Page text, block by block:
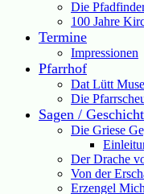
Die
100 Jahre
Termine
Impressionen
Pfarrhof
Dat Lütt
Die
Sagen /
Die Griese
Der Drache
Von der
Erzengel